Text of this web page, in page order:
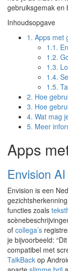
gebruiksgemak en
Inhoudsopgave
1. Apps met
1.1.
1.2.
1.3.
1.4.
1.5.
2. Hoe
3. Hoe
4. Wat mag
5. Meer
Apps
Envision AI
Envision is een
functies zoals
of collega’s
je bijvoorbeeld:
compatibel met
TalkBack op